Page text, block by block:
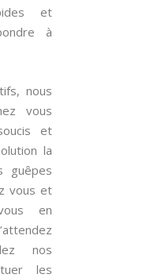
et
à
nous
vous
et
la
guêpes
vous et
en
nos
les